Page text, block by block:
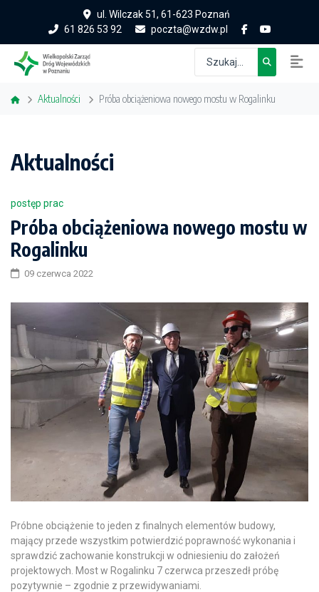
ul. Wilczak 51, 61-623 Poznań
61 826 53 92
poczta@wzdw.pl
Aktualności Próba obciążeniowa nowego mostu w Rogalinku
Aktualności
postęp prac
Próba obciążeniowa nowego mostu w
Rogalinku
09 czerwca 2022
Próbne obciążenie to jeden z finalnych elementów budowy,
mający przede wszystkim potwierdzić poprawność wykonania i
sprawdzić zachowanie konstrukcji w odniesieniu do założeń
projektowych. Most w Rogalinku 7 czerwca przeszedł próbę
pozytywnie – zgodnie z przewidywaniami.